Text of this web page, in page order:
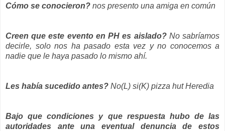
Cómo se conocieron? nos presento una amiga en común
Creen que este evento en PH es aislado?No sabríamos
decirle, solo nos ha pasado esta vez y no conocemos a
nadie que le haya pasado lo mismo ahí.
Les había sucedido antes? No(L) si(K) pizza hut Heredia
Bajo que condiciones y que respuesta hubo de las
autoridades ante una eventual denuncia de estos